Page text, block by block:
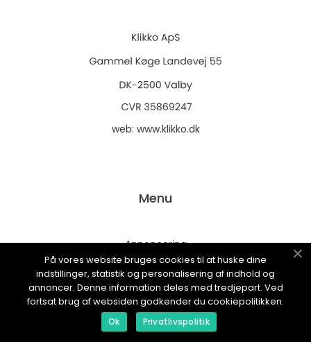
web: www.klikko.dk
Menu
Annoncering
Om os
Cookies
Kontakt os
Sitemap
På vores website bruges cookies til at huske dine
indstillinger, statistik og personalisering af indhold og
annoncer. Denne information deles med tredjepart. Ved
fortsat brug af websiden godkender du cookiepolitikken.
Ok Privatlivspolitik